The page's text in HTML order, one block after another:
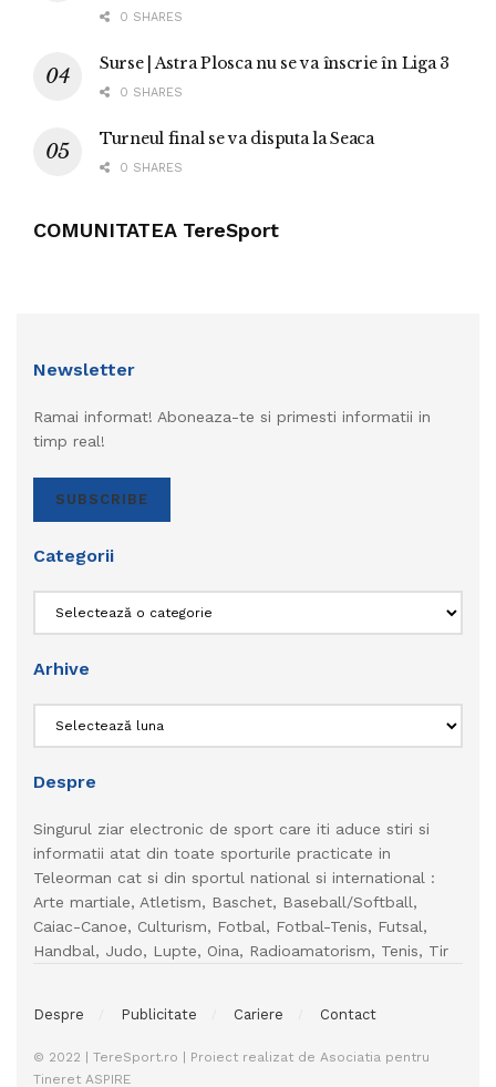
0 SHARES
Surse | Astra Plosca nu se va înscrie în Liga 3
0 SHARES
Turneul final se va disputa la Seaca
0 SHARES
COMUNITATEA TereSport
Newsletter
Ramai informat! Aboneaza-te si primesti informatii in
timp real!
SUBSCRIBE
Categorii
Arhive
Despre
Singurul ziar electronic de sport care iti aduce stiri si
informatii atat din toate sporturile practicate in
Teleorman cat si din sportul national si international :
Arte martiale, Atletism, Baschet, Baseball/Softball,
Caiac-Canoe, Culturism, Fotbal, Fotbal-Tenis, Futsal,
Handbal, Judo, Lupte, Oina, Radioamatorism, Tenis, Tir
Despre Publicitate Cariere Contact
© 2022 | TereSport.ro | Proiect realizat de Asociatia pentru
Tineret ASPIRE